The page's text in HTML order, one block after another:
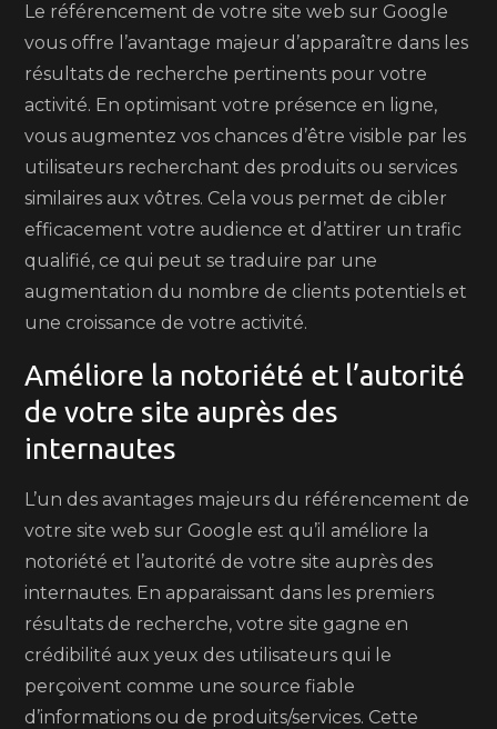
Le référencement de votre site web sur Google
vous offre l’avantage majeur d’apparaître dans les
résultats de recherche pertinents pour votre
activité. En optimisant votre présence en ligne,
vous augmentez vos chances d’être visible par les
utilisateurs recherchant des produits ou services
similaires aux vôtres. Cela vous permet de cibler
efficacement votre audience et d’attirer un trafic
qualifié, ce qui peut se traduire par une
augmentation du nombre de clients potentiels et
une croissance de votre activité.
Améliore la notoriété et l’autorité
de votre site auprès des
internautes
L’un des avantages majeurs du référencement de
votre site web sur Google est qu’il améliore la
notoriété et l’autorité de votre site auprès des
internautes. En apparaissant dans les premiers
résultats de recherche, votre site gagne en
crédibilité aux yeux des utilisateurs qui le
perçoivent comme une source fiable
d’informations ou de produits/services. Cette